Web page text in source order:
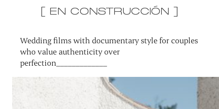
[ EN CONSTRUCCIÓN ]
Wedding films with documentary style for couples
who value authenticity over
perfection_____________